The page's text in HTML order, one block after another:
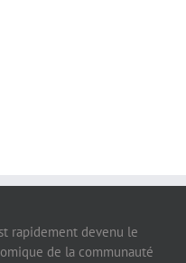
rapidement devenu le
de la communauté